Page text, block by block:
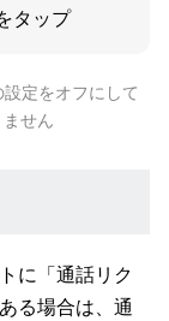
タップ
定をオフにして
せん
に「通話リク
る場合は、通